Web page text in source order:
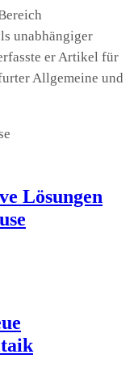
unabhängiger
er Artikel für
Allgemeine und
Lösungen